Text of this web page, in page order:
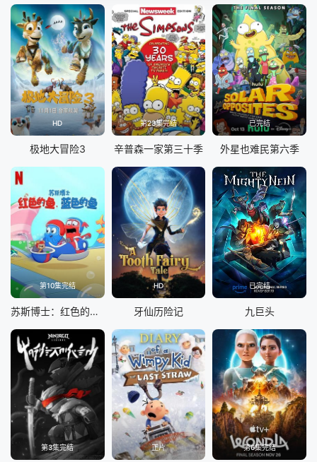
HD
极地大冒险3
第23集完结
辛普森一家第三十季
已完结
外星也难民第六季
第10集完结
苏斯博士：红色的鱼，蓝色的鱼
HD
牙仙历险记
已完结
九巨头
第3集完结 正片 第6集完结